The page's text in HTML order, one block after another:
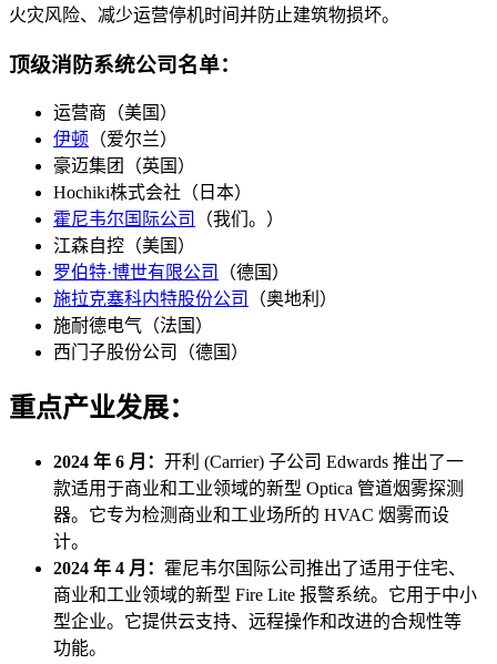
火灾风险、减少运营停机时间并防止建筑物损坏。
顶级消防系统公司名单：
运营商（美国）
伊顿 （爱尔兰）
豪迈集团（英国）
Hochiki株式会社（日本）
霍尼韦尔国际公司
（我们。）
江森自控（美国）
罗伯特·博世有限公司
（德国）
施拉克塞科内特股份公司
（奥地利）
施耐德电气（法国）
西门子股份公司（德国）
重点产业发展：
2024 年 6 月： 开利 (Carrier) 子公司 Edwards 推出了一
款适用于商业和工业领域的新型 Optica 管道烟雾探测
器。它专为检测商业和工业场所的 HVAC 烟雾而设
计。
2024 年 4 月： 霍尼韦尔国际公司推出了适用于住宅、
商业和工业领域的新型 Fire Lite 报警系统。它用于中小
型企业。它提供云支持、远程操作和改进的合规性等
功能。